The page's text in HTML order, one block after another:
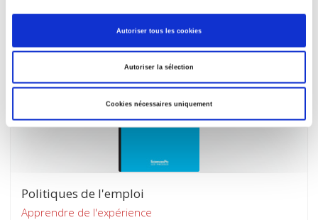
Autoriser tous les cookies
Autoriser la sélection
Cookies nécessaires uniquement
Politiques de l'emploi
Apprendre de l'expérience